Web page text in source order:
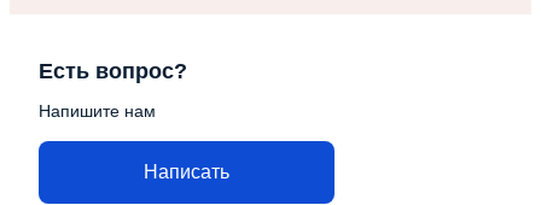
Есть вопрос?
Напишите нам
Написать